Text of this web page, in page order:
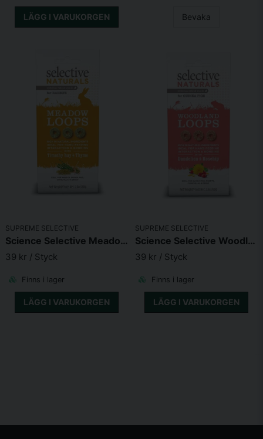
LÄGG I VARUKORGEN Bevaka
SUPREME SELECTIVE
Science Selective Meadow Treats 80g
39 kr / Styck
Finns i lager
LÄGG I VARUKORGEN
SUPREME SELECTIVE
Science Selective Woodland Treats 80g
39 kr / Styck
Finns i lager
LÄGG I VARUKORGEN